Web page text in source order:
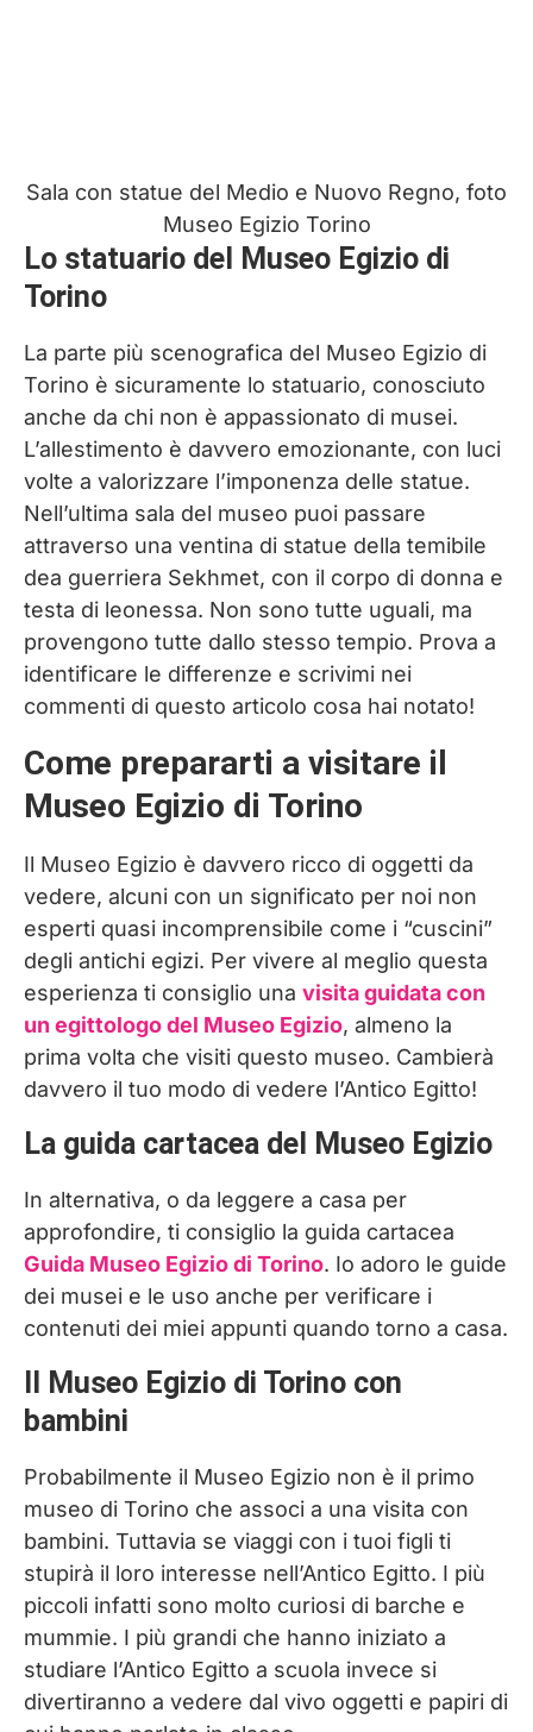
Sala con statue del Medio e Nuovo Regno, foto
Museo Egizio Torino
Lo statuario del Museo Egizio di
Torino
La parte più scenografica del Museo Egizio di
Torino è sicuramente lo statuario, conosciuto
anche da chi non è appassionato di musei.
L’allestimento è davvero emozionante, con luci
volte a valorizzare l’imponenza delle statue.
Nell’ultima sala del museo puoi passare
attraverso una ventina di statue della temibile
dea guerriera Sekhmet, con il corpo di donna e
testa di leonessa. Non sono tutte uguali, ma
provengono tutte dallo stesso tempio. Prova a
identificare le differenze e scrivimi nei
commenti di questo articolo cosa hai notato!
Come prepararti a visitare il
Museo Egizio di Torino
Il Museo Egizio è davvero ricco di oggetti da
vedere, alcuni con un significato per noi non
esperti quasi incomprensibile come i “cuscini”
degli antichi egizi. Per vivere al meglio questa
esperienza ti consiglio una visita guidata con
un egittologo del Museo Egizio, almeno la
prima volta che visiti questo museo. Cambierà
davvero il tuo modo di vedere l’Antico Egitto!
La guida cartacea del Museo Egizio
In alternativa, o da leggere a casa per
approfondire, ti consiglio la guida cartacea
Guida Museo Egizio di Torino. Io adoro le guide
dei musei e le uso anche per verificare i
contenuti dei miei appunti quando torno a casa.
Il Museo Egizio di Torino con
bambini
Probabilmente il Museo Egizio non è il primo
museo di Torino che associ a una visita con
bambini. Tuttavia se viaggi con i tuoi figli ti
stupirà il loro interesse nell’Antico Egitto. I più
piccoli infatti sono molto curiosi di barche e
mummie. I più grandi che hanno iniziato a
studiare l’Antico Egitto a scuola invece si
divertiranno a vedere dal vivo oggetti e papiri di